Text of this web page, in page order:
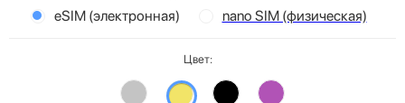
eSIM (электронная) nano SIM (физическая)
Цвет: